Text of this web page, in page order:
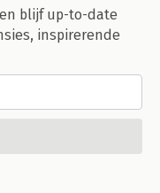
blijf up-to-date
inspirerende